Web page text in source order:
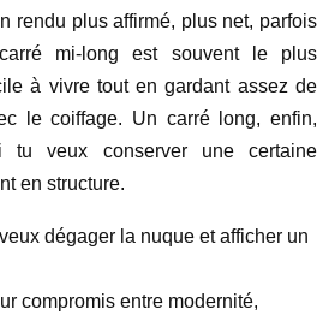
rendu plus affirmé, plus net, parfois
mi-long est souvent le plus
à vivre tout en gardant assez de
le coiffage. Un carré long, enfin,
tu veux conserver une certaine
en structure.
dégager la nuque et afficher un
compromis entre modernité,